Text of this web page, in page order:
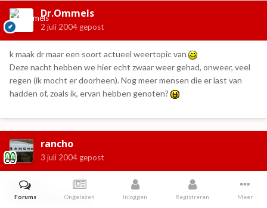
Dr.Ommels
2 juli 2004 gepost
k maak dr maar een soort actueel weertopic van
Deze nacht hebben we hier echt zwaar weer gehad, onweer, veel
regen (ik mocht er doorheen). Nog meer mensen die er last van
hadden of, zoals ik, ervan hebben genoten?
rancho
3 juli 2004 gepost
Bij mij ook.
Veel onweer en hagel.
Forums Ongelezen Inloggen Registreren Meer